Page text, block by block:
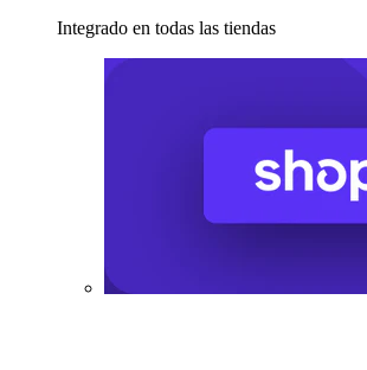
Integrado en todas las tiendas